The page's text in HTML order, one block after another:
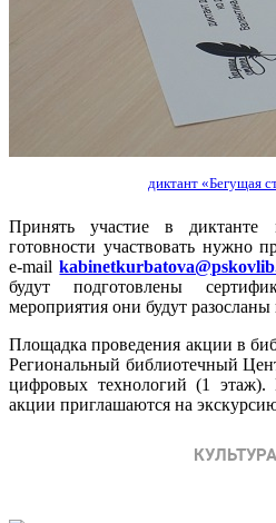
диктант «Бегущая
Принять участие в
готовности участвовать нужно
e-mail
будут подготовлены
мероприятия они будут
Площадка проведения акции в
Региональный библиотечный
цифровых технологий (1 этаж).
акции приглашаются на